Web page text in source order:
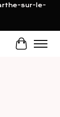
sur-le-
Panier